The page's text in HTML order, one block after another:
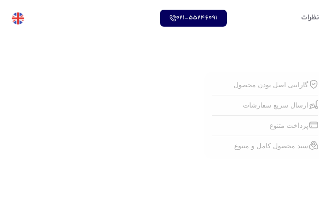
نظرات 021-55246091
گارانتی اصل بودن محصول
ارسال سریع سفارشات
پرداخت متنوع
سبد محصول کامل و متنوع